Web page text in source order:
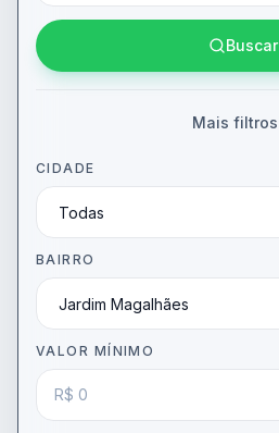
Buscar
Mais filtros
CIDADE
BAIRRO
VALOR MÍNIMO